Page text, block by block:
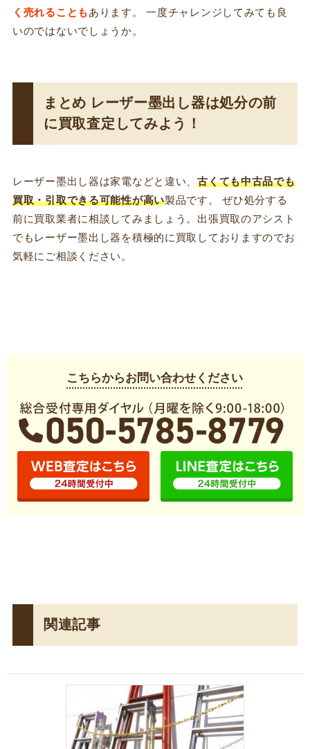
く売れることも あります。 一度チャレンジしてみても良
いのではないでしょうか。
まとめ レーザー墨出し器は処分の前
に買取査定してみよう！
レーザー墨出し器は家電などと違い、古くても中古品でも
買取・引取できる可能性が高い製品です。 ぜひ処分する
前に買取業者に相談してみましょう。出張買取のアシスト
でもレーザー墨出し器を積極的に買取しておりますのでお
気軽にご相談ください。
こちらからお問い合わせください
関連記事